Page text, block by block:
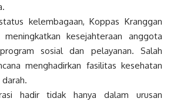
kelembagaan, Koppas Kranggan
kesejahteraan anggota
sosial dan pelayanan. Salah
menghadirkan fasilitas kesehatan
hadir tidak hanya dalam urusan